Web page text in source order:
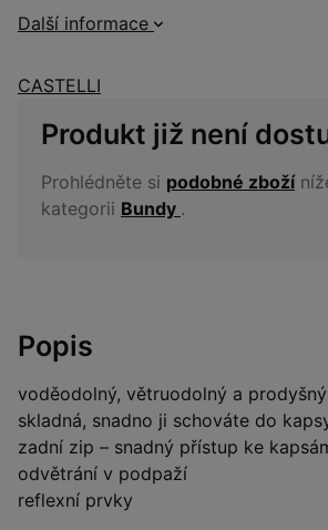
Další informace
CASTELLI
Produkt již není
Prohlédněte si podobné zboží
kategorii Bundy .
Popis
voděodolný, větruodolný a
skladná, snadno ji schováte do
zadní zip – snadný přístup ke
odvětrání v podpaží
reflexní prvky